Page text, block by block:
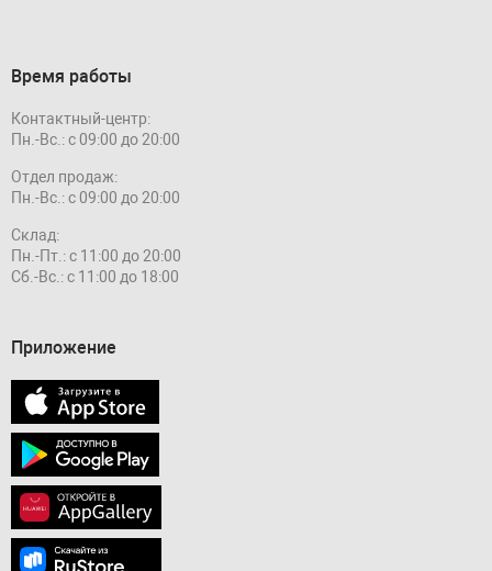
Время работы
Контактный-центр:
Пн.-Вс.: с 09:00 до 20:00
Отдел продаж:
Пн.-Вс.: с 09:00 до 20:00
Склад:
Пн.-Пт.: с 11:00 до 20:00
Сб.-Вс.: с 11:00 до 18:00
Приложение